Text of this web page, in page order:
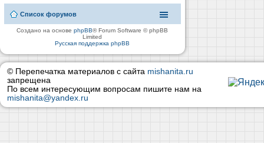
Список форумов
Создано на основеphpBB® Forum Software © phpBB
Limited
Русская поддержка phpBB
© Перепечатка материалов с сайта mishanita.ru
запрещена
По всем интересующим вопросам пишите нам на
mishanita@yandex.ru